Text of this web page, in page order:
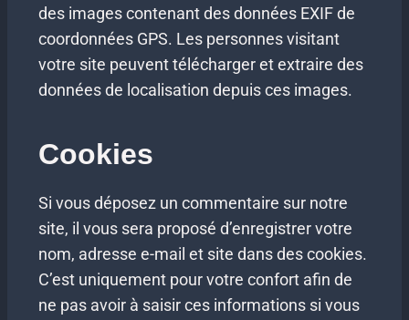
des images contenant des données EXIF de
coordonnées GPS. Les personnes visitant
votre site peuvent télécharger et extraire des
données de localisation depuis ces images.
Cookies
Si vous déposez un commentaire sur notre
site, il vous sera proposé d’enregistrer votre
nom, adresse e-mail et site dans des cookies.
C’est uniquement pour votre confort afin de
ne pas avoir à saisir ces informations si vous